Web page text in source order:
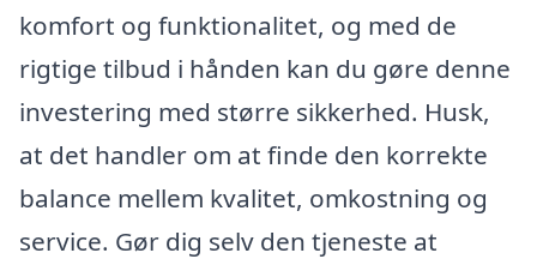
komfort og funktionalitet, og med de
rigtige tilbud i hånden kan du gøre denne
investering med større sikkerhed. Husk,
at det handler om at finde den korrekte
balance mellem kvalitet, omkostning og
service. Gør dig selv den tjeneste at